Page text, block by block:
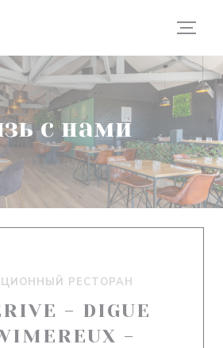
с нами
РЕСТОРАН
- DIGUE
-